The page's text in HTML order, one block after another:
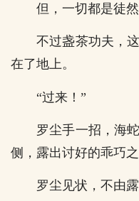
但，一切都是徒然
不过盏茶功夫，
在了地上。
“过来！”
罗尘手一招，海
侧，露出讨好的乖巧之
罗尘见状，不由